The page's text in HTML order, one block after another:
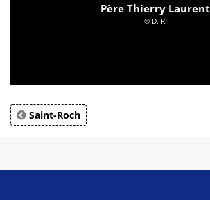
Père Thierry Laurent
© D. R.
Saint-Roch